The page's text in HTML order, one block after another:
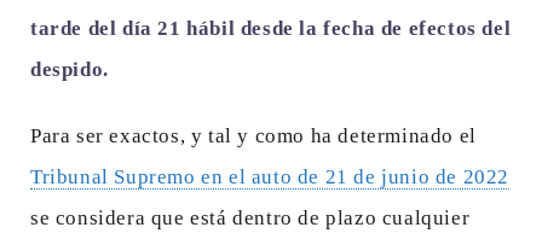
tarde del día 21 hábil desde la fecha de efectos del
despido.
Para ser exactos, y tal y como ha determinado el
Tribunal Supremo en el auto de 21 de junio de 2022
se considera que está dentro de plazo cualquier